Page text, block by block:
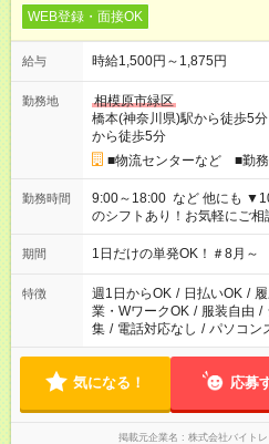
WEB登録・面接OK
給与 時給1,500円～1,875円
勤務地
相模原市緑区
橋本(神奈川県)駅から徒歩5分
から徒歩5分
■物流センターなど ■勤
勤務時間
9:00～18:00 など 他にも ▼10:00～19:00 ▼18:00～21:00 など
のシフトあり！お気軽にご相
期間 1日だけの単発OK！＃8月～
特徴 週1日からOK / 日払いOK /
業・WワークOK / 服装自由 /
集 / 電話対応なし / パソコン
気になる！ 応募
掲載元企業名 株式会社バイトレ